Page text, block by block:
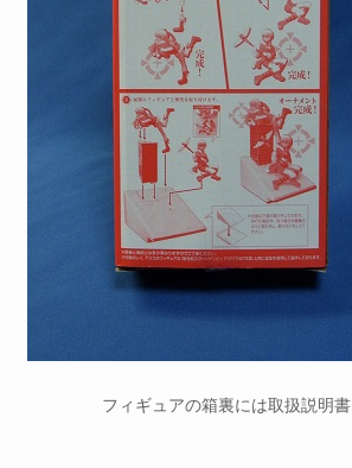
フィギュアの箱裏には取扱説明書